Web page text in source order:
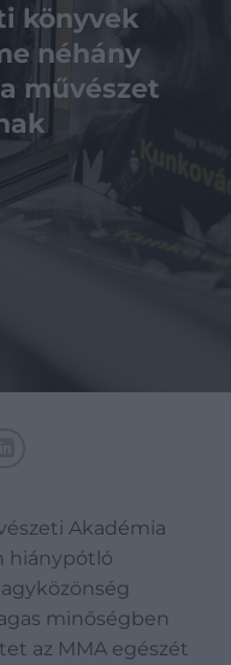
könyvek
néhány
művészet
Akadémia
hiánypótló
minőségben
az MMA egészét